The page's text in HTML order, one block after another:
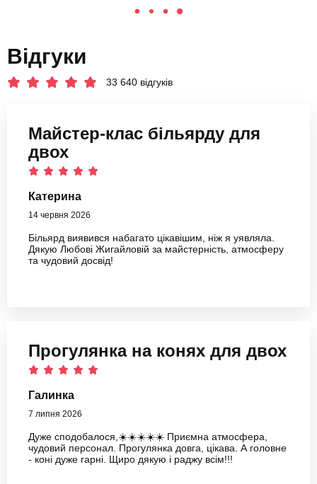
Відгуки
33 640 відгуків
Майстер-клас більярду для
двох
Катерина
14 червня 2026
Більярд виявився набагато цікавішим, ніж я уявляла.
Дякую Любові Жигайловій за майстерність, атмосферу
та чудовий досвід!
Прогулянка на конях для двох
Галинка
7 липня 2026
Дуже сподобалося,☀️☀️☀️☀️☀️ Приємна атмосфера,
чудовий персонал. Прогулянка довга, цікава. А головне
- коні дуже гарні. Щиро дякую і раджу всім!!!